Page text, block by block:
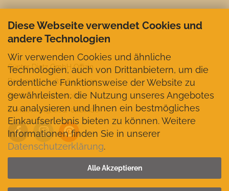
Diese Webseite verwendet Cookies und
andere Technologien
Wir verwenden Cookies und ähnliche
Technologien, auch von Drittanbietern, um die
ordentliche Funktionsweise der Website zu
gewährleisten, die Nutzung unseres Angebotes
zu analysieren und Ihnen ein bestmögliches
Einkaufserlebnis bieten zu können. Weitere
Informationen finden Sie in unserer
Datenschutzerklärung.
Alle Akzeptieren
Günter Dietz GmbH Offizin
Bachmühle 2, 83564 Soyen
Telefon +49 8072-1062
E-Mail mail@dietz-offizin.de
VERTRAG WIDERRUFEN